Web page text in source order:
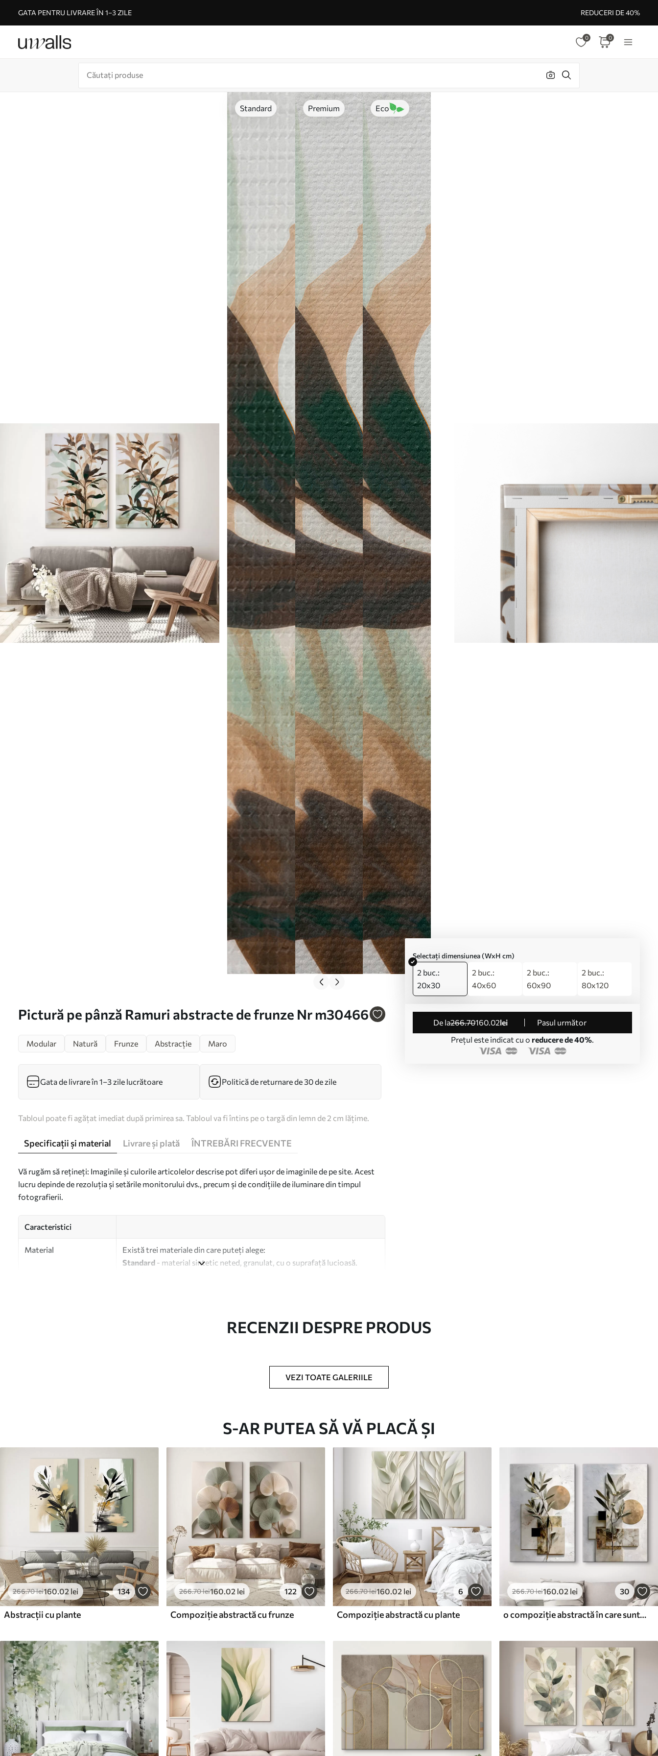
GATA PENTRU LIVRARE ÎN 1–3 ZILE REDUCERI DE 40%
0 0
Standard Premium Eco
Pictură pe pânză Ramuri abstracte de frunze Nr m30466
Selectați dimensiunea (WxH cm)
2 buc.:
20x30
2 buc.:
40x60
2 buc.:
60x90
2 buc.:
80x120
de la266.70160.02lei
Pasul următor
Prețul este indicat cu o reducere de 40%.
Modular Natură Frunze Abstracție Maro
Gata de livrare în 1–3 zile lucrătoare Politică de returnare de 30 de zile
Tabloul poate fi agățat imediat după primirea sa. Tabloul va fi întins pe o targă din lemn de 2 cm lățime.
Specificații și material Livrare și plată ÎNTREBĂRI FRECVENTE
Vă rugăm să rețineți: Imaginile și culorile articolelor descrise pot diferi ușor de imaginile de pe site. Acest
lucru depinde de rezoluția și setările monitorului dvs., precum și de condițiile de iluminare din timpul
fotografierii.
Caracteristici
Material
Există trei materiale din care puteți alege:
Standard - material sintetic neted, granulat, cu o suprafață lucioasă.
✓
Rezistent la decolorare
Cerneală sigură și inodoră
✗Suprafață tip pânză
✗ Material ecologic
✓
Cerneală sigură și inodoră
Material ecologic
De La249 .98lei
✓
✓ Cerneală sigură și inodoră
✓Suprafață tip pânză
✓Material ecologic
RECENZII DESPRE PRODUS
VEZI TOATE GALERIILE
S-AR PUTEA SĂ VĂ PLACĂ ȘI
266.70lei160.02 lei 134
Abstracții cu plante
266.70lei160.02 lei 122
Compoziție abstractă cu frunze
266.70lei160.02 lei 6
Compoziție abstractă cu plante
266.70lei160.02 lei 30
o compoziție abstractă în care sunt reprezentate o ramură de măslin și forme geometrice